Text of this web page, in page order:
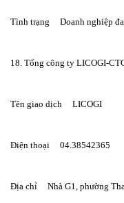
Tình trạng     Doanh nghiệp
18. Tổng công ty LICOGI-
Tên giao dịch     LICOGI
Điện thoại     04.38542365
Địa chỉ     Nhà G1, phường